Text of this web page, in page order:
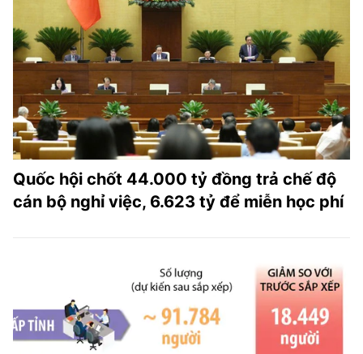
Quốc hội chốt 44.000 tỷ đồng trả chế độ
cán bộ nghỉ việc, 6.623 tỷ để miễn học phí